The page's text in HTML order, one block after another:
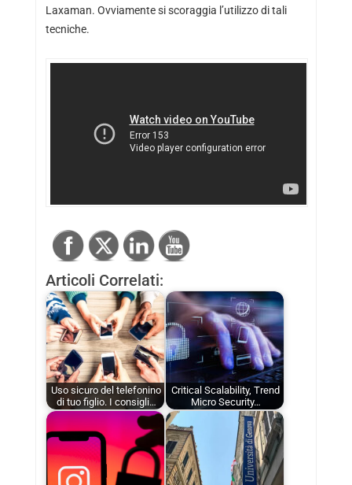
Laxaman. Ovviamente si scoraggia l’utilizzo di tali
tecniche.
Articoli Correlati:
Uso sicuro del telefonino
di tuo figlio. I consigli…
Critical Scalability, Trend
Micro Security…